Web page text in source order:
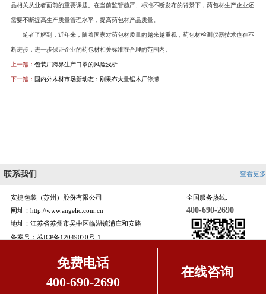
品相关从业者面前的重要课题。在当前监管趋严、标准不断发布的背景下，药包材生产企业还
需要不断提高生产质量管理水平，提高药包材产品质量。
笔者了解到，近年来，随着国家对药包材质量的越来越重视，药包材检测仪器技术也在不
断进步，进一步保证企业的药包材相关标准在合理的范围内。
上一篇： 包装厂跨界生产口罩的风险浅析
下一篇： 国内外木材市场新动态：刚果布大量锯木厂停滞…
联系我们 查看更多
安捷包装（苏州）股份有限公司
网址：http://www.angelic.com.cn
地址：江苏省苏州市吴中区临湖镇浦庄和安路
备案号： 苏ICP备12049070号-1
全国服务热线:
400-690-2690
免费电话
400-690-2690
在线咨询